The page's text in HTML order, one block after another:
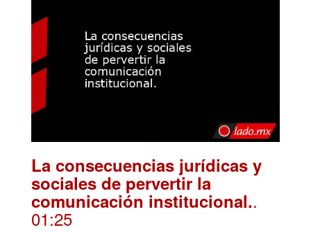
La consecuencias jurídicas y
sociales de pervertir la
comunicación institucional..
01:25